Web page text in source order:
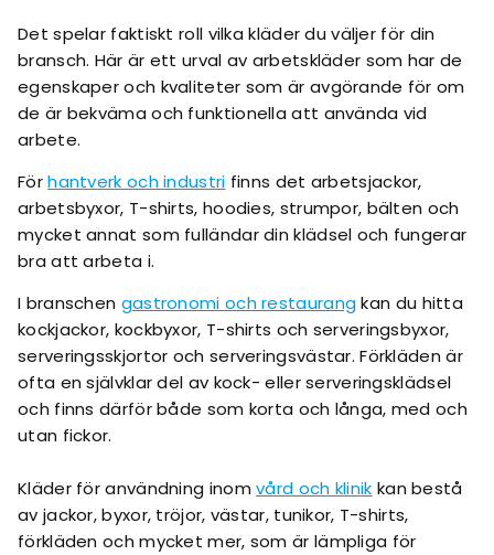
Det spelar faktiskt roll vilka kläder du väljer för din
bransch. Här är ett urval av arbetskläder som har de
egenskaper och kvaliteter som är avgörande för om
de är bekväma och funktionella att använda vid
arbete.
Förhantverk och industri finns det arbetsjackor,
arbetsbyxor, T-shirts, hoodies, strumpor, bälten och
mycket annat som fulländar din klädsel och fungerar
bra att arbeta i.
I branschen gastronomi och restaurangkan du hitta
kockjackor, kockbyxor, T-shirts och serveringsbyxor,
serveringsskjortor och serveringsvästar. Förkläden är
ofta en självklar del av kock- eller serveringsklädsel
och finns därför både som korta och långa, med och
utan fickor.
Kläder för användning inomvård och klinik kan bestå
av jackor, byxor, tröjor, västar, tunikor, T-shirts,
förkläden och mycket mer, som är lämpliga för